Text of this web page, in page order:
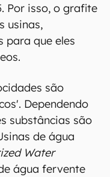
Por isso, o grafite
usinas,
para que eles
são
Dependendo
substâncias são
de água
Water
água fervente